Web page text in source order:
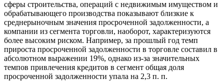
сферы строительства, операций с недвижимым имуществом и
обрабатывающего производства показывают близкие к
среднерыночным значения просроченной задолженности, а
компании из сегмента торговли, наоборот, характеризуются
более высоким риском. Например, за прошлый год темп
прироста просроченной задолженности в торговле составил в
абсолютном выражении 19%, однако из-за значительных
темпов привлечения кредитов в сегмент общая доля
просроченной задолженности упала на 2,3 п. п.